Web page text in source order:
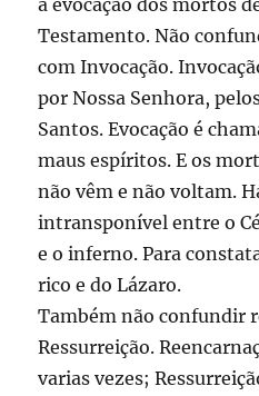
a evocação dos mortos
Testamento. Não
com Invocação.
por Nossa Senhora,
Santos. Evocação é
maus espíritos. E os
não vêm e não voltam.
intransponível entre o
e o inferno. Para
rico e do Lázaro.
Também não confundir
Ressurreição.
varias vezes;